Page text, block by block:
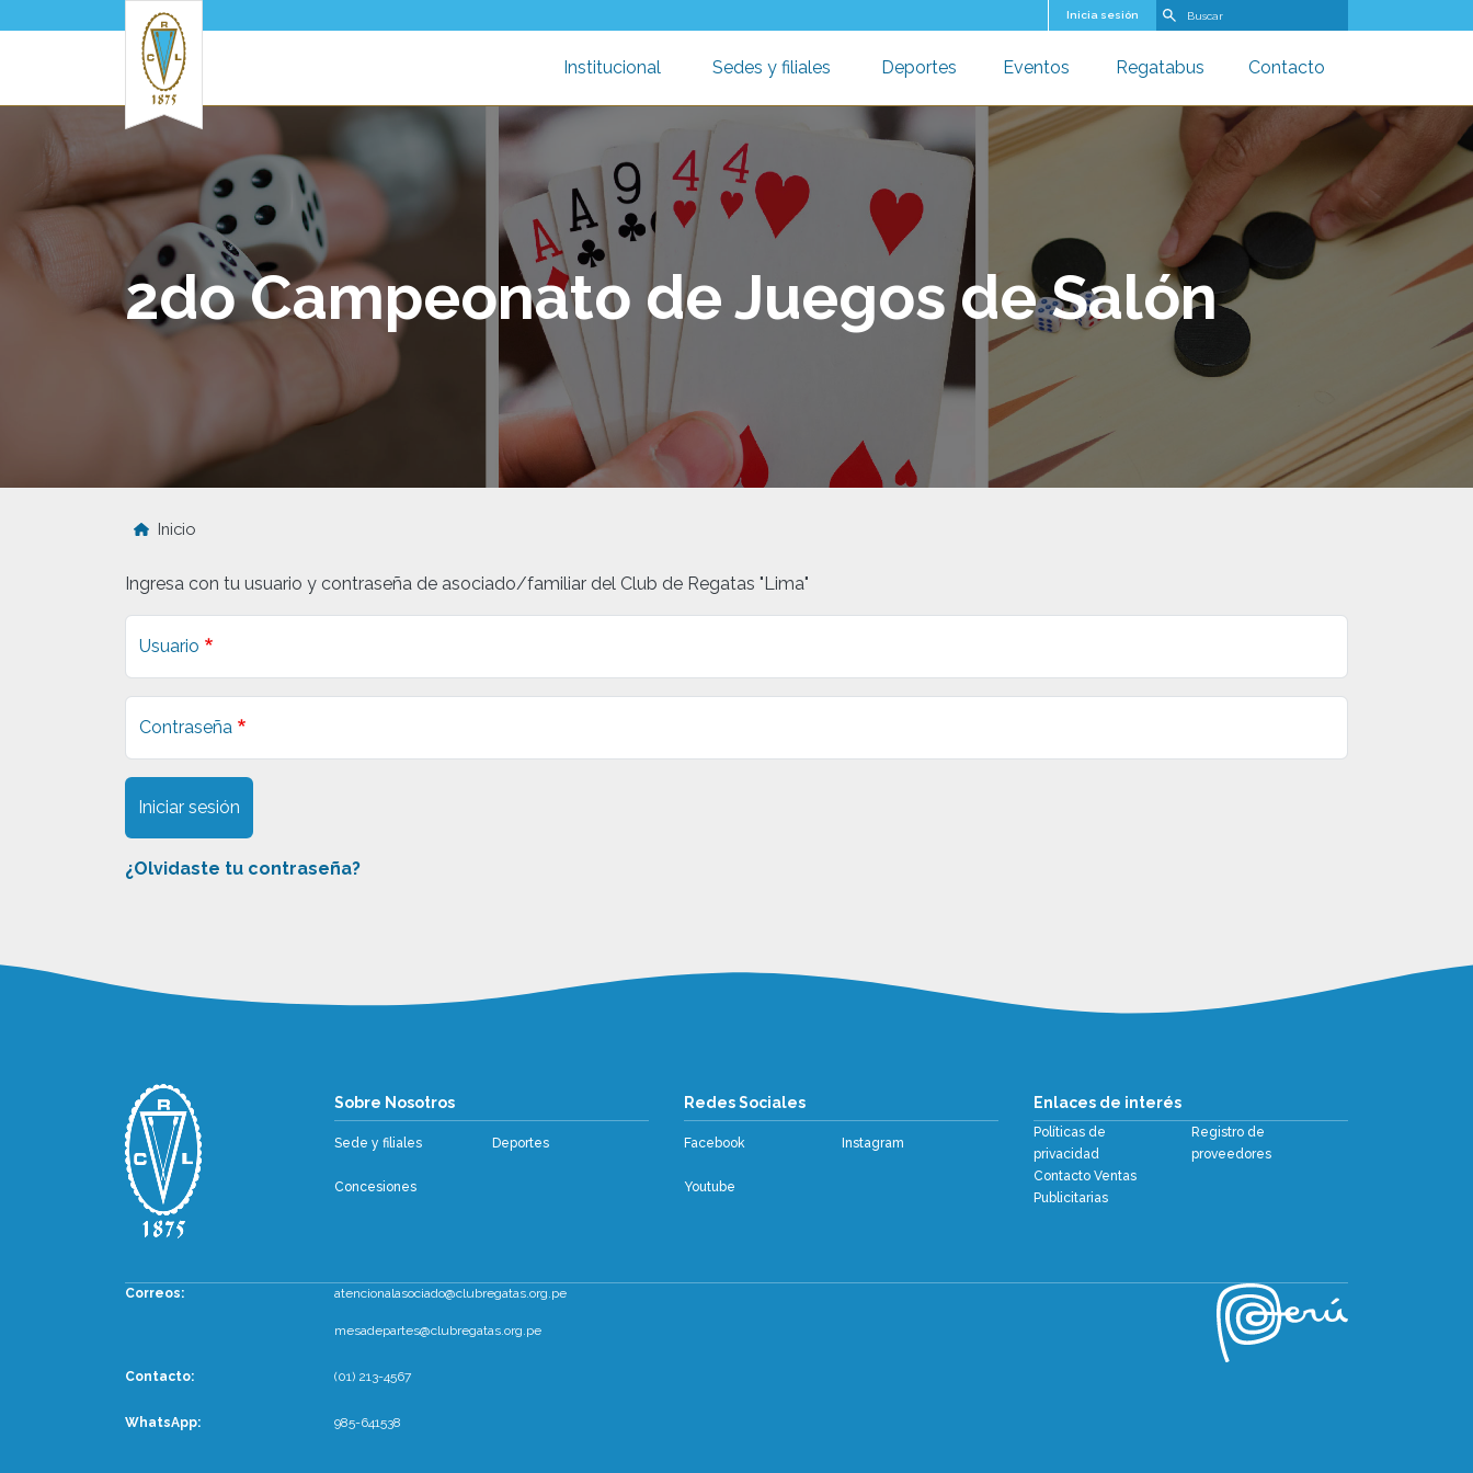
Pasar al contenido principal Inicia sesión Buscar
Institucional
Toggle submenu
Sedes y filiales
Toggle submenu
Deportes
Toggle submenu
Eventos
Toggle submenu
Regatabus Contacto
2do Campeonato de Juegos de Salón
Inicio
Ingresa con tu usuario y contraseña de asociado/familiar del Club de Regatas "Lima"
Usuario
Contraseña
Iniciar sesión
¿Olvidaste tu contraseña?
Sobre Nosotros
Sobre Nosotros
Sede y filiales Deportes
Concesiones
Redes Sociales
Facebook Instagram
Youtube
Enlaces de interés
Políticas de
privacidad
Registro de
proveedores
Contacto Ventas
Publicitarias
Correos: atencionalasociado@clubregatas.org.pe
mesadepartes@clubregatas.org.pe
Contacto: (01) 213-4567
WhatsApp: 985-641538